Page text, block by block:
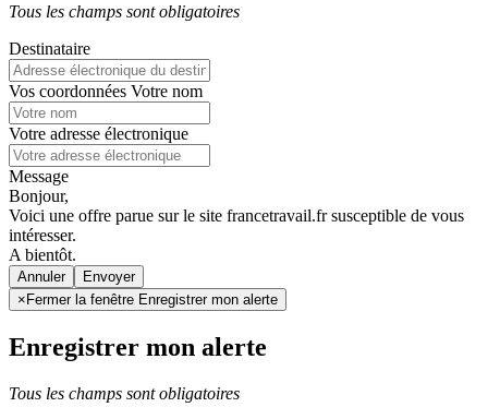
Tous les champs sont obligatoires
Destinataire
Vos coordonnées Votre nom
Votre adresse électronique
Message
Bonjour,
Voici une offre parue sur le site francetravail.fr susceptible de vous
intéresser.
A bientôt.
Annuler
× Fermer la fenêtre Enregistrer mon alerte
Enregistrer mon alerte
Tous les champs sont obligatoires